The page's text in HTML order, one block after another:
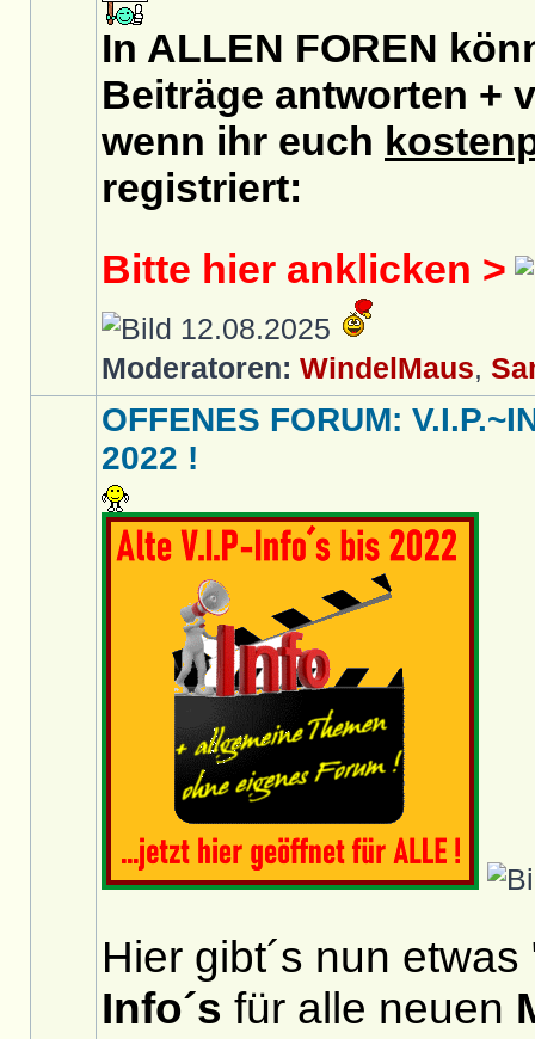
In ALLEN FOREN
Beiträge antworten +
wenn ihr euch
registriert:
Bitte hier anklicken >
12.08.2025
Moderatoren: WindelMaus,
OFFENES FORUM:
2022 !
Hier gibt´s nun
Info´s für alle neuen